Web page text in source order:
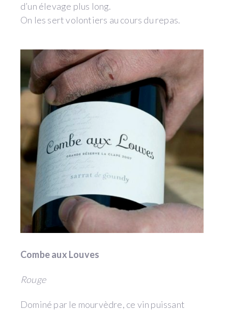
d’un élevage plus long.
On les sert volontiers au cours du repas.
Combe aux Louves
Rouge
Dominé par le mourvèdre, ce vin puissant